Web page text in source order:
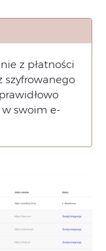
z płatności
szyfrowanego
w swoim e-